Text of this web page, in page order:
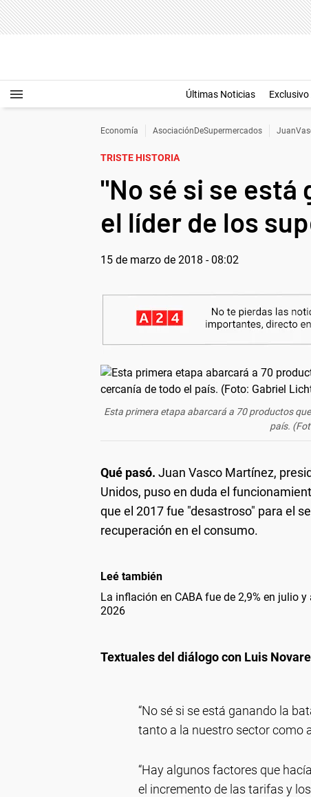
Últimas Noticias
Economía AsociaciónDeSupermercados
TRISTE HISTORIA
"No sé si se
el líder de los
15 de marzo de 2018 - 08:02
Esta primera etapa abarcará a 70 productos
país.
Qué pasó. Juan Vasco Martínez,
Unidos, puso en duda el
que el 2017 fue "desastroso" para el
recuperación en el consumo.
Leé también
La inflación en CABA fue de 2,9% en julio
2026
Textuales del diálogo con Luis
“No sé si se está ganando la
tanto a la nuestro sector como
“Hay algunos factores que
el incremento de las tarifas y